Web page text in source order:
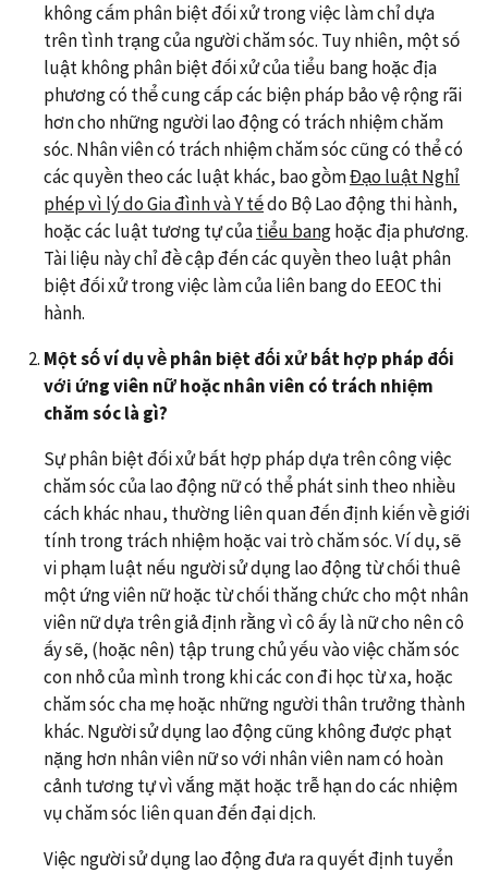
không cấm phân biệt đối xử trong việc làm chỉ dựa
trên tình trạng của người chăm sóc. Tuy nhiên, một số
luật không phân biệt đối xử của tiểu bang hoặc địa
phương có thể cung cấp các biện pháp bảo vệ rộng rãi
hơn cho những người lao động có trách nhiệm chăm
sóc. Nhân viên có trách nhiệm chăm sóc cũng có thể có
các quyền theo các luật khác, bao gồmĐạo luật Nghỉ
phép vì lý do Gia đình và Y tếdo Bộ Lao động thi hành,
hoặc các luật tương tự củatiểu banghoặc địa phương.
Tài liệu này chỉ đề cập đến các quyền theo luật phân
biệt đối xử trong việc làm của liên bang do EEOC thi
hành.
Một số ví dụ về phân biệt đối xử bất hợp pháp đối
với ứng viên nữ hoặc nhân viên có trách nhiệm
chăm sóc là gì?
Sự phân biệt đối xử bất hợp pháp dựa trên công việc
chăm sóc của lao động nữ có thể phát sinh theo nhiều
cách khác nhau, thường liên quan đến định kiến về giới
tính trong trách nhiệm hoặc vai trò chăm sóc. Ví dụ, sẽ
vi phạm luật nếu người sử dụng lao động từ chối thuê
một ứng viên nữ hoặc từ chối thăng chức cho một nhân
viên nữ dựa trên giả định rằng vì cô ấy là nữ cho nên cô
ấy sẽ, (hoặc nên) tập trung chủ yếu vào việc chăm sóc
con nhỏ của mình trong khi các con đi học từ xa, hoặc
chăm sóc cha mẹ hoặc những người thân trưởng thành
khác. Người sử dụng lao động cũng không được phạt
nặng hơn nhân viên nữ so với nhân viên nam có hoàn
cảnh tương tự vì vắng mặt hoặc trễ hạn do các nhiệm
vụ chăm sóc liên quan đến đại dịch.
Việc người sử dụng lao động đưa ra quyết định tuyển